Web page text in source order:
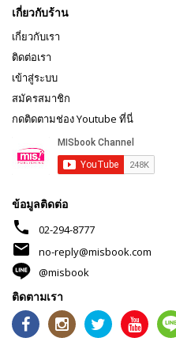
เกี่ยวกับร้าน
เกี่ยวกับเรา
ติดต่อเรา
เข้าสู่ระบบ
สมัครสมาชิก
กดติดตามช่อง Youtube ที่นี่
ข้อมูลติดต่อ
phone 02-294-8777
mail
no-reply@misbook.com
@misbook
ติดตามเรา